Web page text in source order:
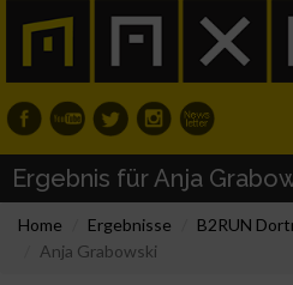
Ergebnis für Anja
Home Ergebnisse B2RUN
Anja Grabowski